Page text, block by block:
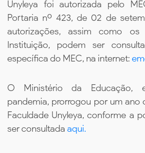
Unyleya foi autorizada pelo
Portaria nº 423, de 02 de
autorizações, assim como os
Instituição, podem ser
específica do MEC, na internet:
O Ministério da Educação,
pandemia, prorrogou por um ano
Faculdade Unyleya, conforme a
ser consultada aqui.